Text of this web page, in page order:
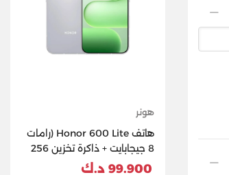
هونر
هاتف Honor 600 Lite (رامات
8 جيجابايت + ذاكرة تخزين 256
جيجابايت ) - رمادي
99.900 د.ك